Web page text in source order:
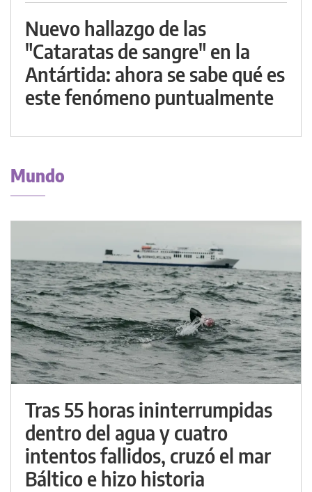
Nuevo hallazgo de las
"Cataratas de sangre" en la
Antártida: ahora se sabe qué es
este fenómeno puntualmente
Mundo
Tras 55 horas ininterrumpidas
dentro del agua y cuatro
intentos fallidos, cruzó el mar
Báltico e hizo historia